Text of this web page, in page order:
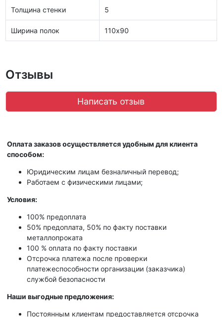
Толщина стенки 5
Ширина полок 110х90
Отзывы
Написать отзыв
Оплата заказов осуществляется удобным для клиента
способом:
Юридическим лицам безналичный перевод;
Работаем с физическими лицами;
Условия:
100% предоплата
50% предоплата, 50% по факту поставки
металлопроката
100 % оплата по факту поставки
Отсрочка платежа после проверки
платежеспособности организации (заказчика)
службой безопасности
Наши выгодные предложения:
Постоянным клиентам предоставляется отсрочка